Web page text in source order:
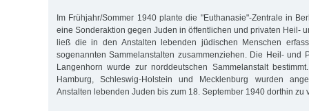
Im Frühjahr/Sommer 1940 plante die "Euthanasie"-Zentrale in
eine Sonderaktion gegen Juden in öffentlichen und privaten Heil-
ließ die in den Anstalten lebenden jüdischen Menschen
sogenannten Sammelanstalten zusammenziehen. Die Heil- und
Langenhorn wurde zur norddeutschen Sammelanstalt
Hamburg, Schleswig-Holstein und Mecklenburg wurden
Anstalten lebenden Juden bis zum 18. September 1940 dorthin zu